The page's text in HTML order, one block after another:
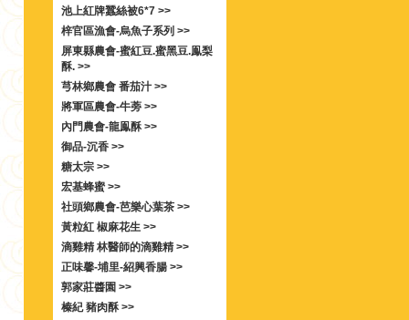
池上紅牌蠶絲被6*7 >>
梓官區漁會-烏魚子系列 >>
屏東縣農會-蜜紅豆.蜜黑豆.鳯梨
酥. >>
芎林鄉農會 番茄汁 >>
將軍區農會-牛蒡 >>
內門農會-龍鳯酥 >>
御品-沉香 >>
糖太宗 >>
宏基蜂蜜 >>
社頭鄉農會-芭樂心葉茶 >>
黃粒紅 椒麻花生 >>
滴雞精 林醫師的滴雞精 >>
正味馨-埔里-紹興香腸 >>
郭家莊醬園 >>
榛紀 豬肉酥 >>